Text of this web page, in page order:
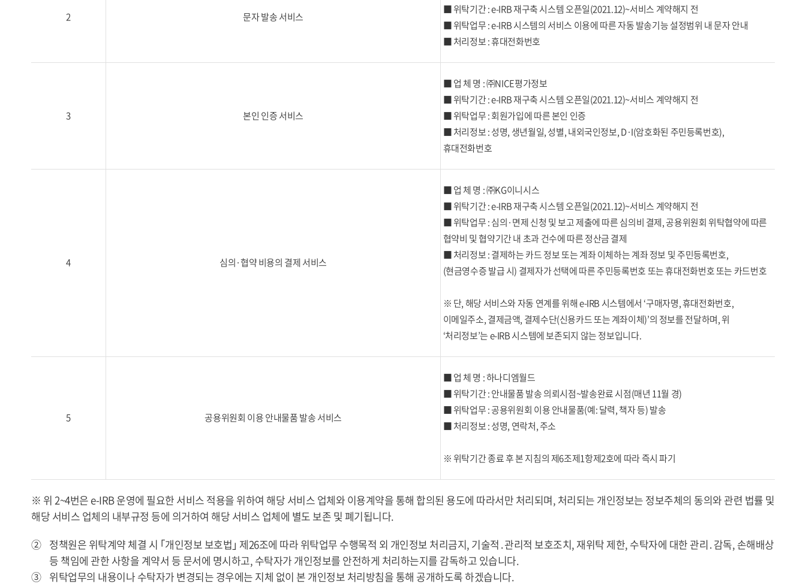
2 문자 발송 서비스
■ 위탁기간 : e-IRB 재구축 시스템 오픈일(2021.12)~서비스 계약해지 전
■ 위탁업무 : e-IRB 시스템의 서비스 이용에 따른 자동 발송기능 설정범위 내 문자 안내
■ 처리정보 : 휴대전화번호
3 본인 인증 서비스
■ 업 체 명 : ㈜NICE평가정보
■ 위탁기간 : e-IRB 재구축 시스템 오픈일(2021.12)~서비스 계약해지 전
■ 위탁업무 : 회원가입에 따른 본인 인증
■ 처리정보 : 성명, 생년월일, 성별, 내외국인정보, D·I(암호화된 주민등록번호),
휴대전화번호
4 심의·협약 비용의 결제 서비스
■ 업 체 명 : ㈜KG이니시스
■ 위탁기간 : e-IRB 재구축 시스템 오픈일(2021.12)~서비스 계약해지 전
■ 위탁업무 : 심의·면제 신청 및 보고 제출에 따른 심의비 결제, 공용위원회 위탁협약에 따른
협약비 및 협약기간 내 초과 건수에 따른 정산금 결제
■ 처리정보 : 결제하는 카드 정보 또는 계좌 이체하는 계좌 정보 및 주민등록번호,
(현금영수증 발급 시) 결제자가 선택에 따른 주민등록번호 또는 휴대전화번호 또는 카드번호
※ 단, 해당 서비스와 자동 연계를 위해 e-IRB 시스템에서 ‘구매자명, 휴대전화번호,
이메일주소, 결제금액, 결제수단(신용카드 또는 계좌이체)’의 정보를 전달하며, 위
‘처리정보’는 e-IRB 시스템에 보존되지 않는 정보입니다.
5 공용위원회 이용 안내물품 발송 서비스
■ 업 체 명 : 하나디엠월드
■ 위탁기간 : 안내물품 발송 의뢰시점~발송완료 시점(매년 11월 경)
■ 위탁업무 : 공용위원회 이용 안내물품(예: 달력, 책자 등) 발송
■ 처리정보 : 성명, 연락처, 주소
※ 위탁기간 종료 후 본 지침의 제6조제1항제2호에 따라 즉시 파기
※ 위 2~4번은 e-IRB 운영에 필요한 서비스 적용을 위하여 해당 서비스 업체와 이용계약을 통해 합의된 용도에 따라서만 처리되며, 처리되는 개인정보는 정보주체의 동의와 관련 법률 및
해당 서비스 업체의 내부규정 등에 의거하여 해당 서비스 업체에 별도 보존 및 폐기됩니다.
② 정책원은 위탁계약 체결 시 ｢개인정보 보호법｣ 제26조에 따라 위탁업무 수행목적 외 개인정보 처리금지, 기술적․관리적 보호조치, 재위탁 제한, 수탁자에 대한 관리․감독, 손해배상
등 책임에 관한 사항을 계약서 등 문서에 명시하고, 수탁자가 개인정보를 안전하게 처리하는지를 감독하고 있습니다.
③ 위탁업무의 내용이나 수탁자가 변경되는 경우에는 지체 없이 본 개인정보 처리방침을 통해 공개하도록 하겠습니다.